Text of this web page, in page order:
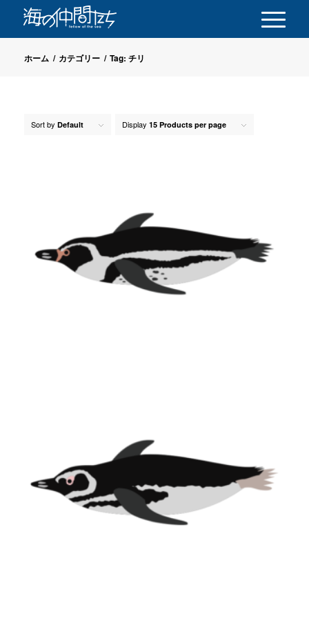
ホーム / カテゴリー / Tag: チリ
Sort by Default Display 15 Products per page